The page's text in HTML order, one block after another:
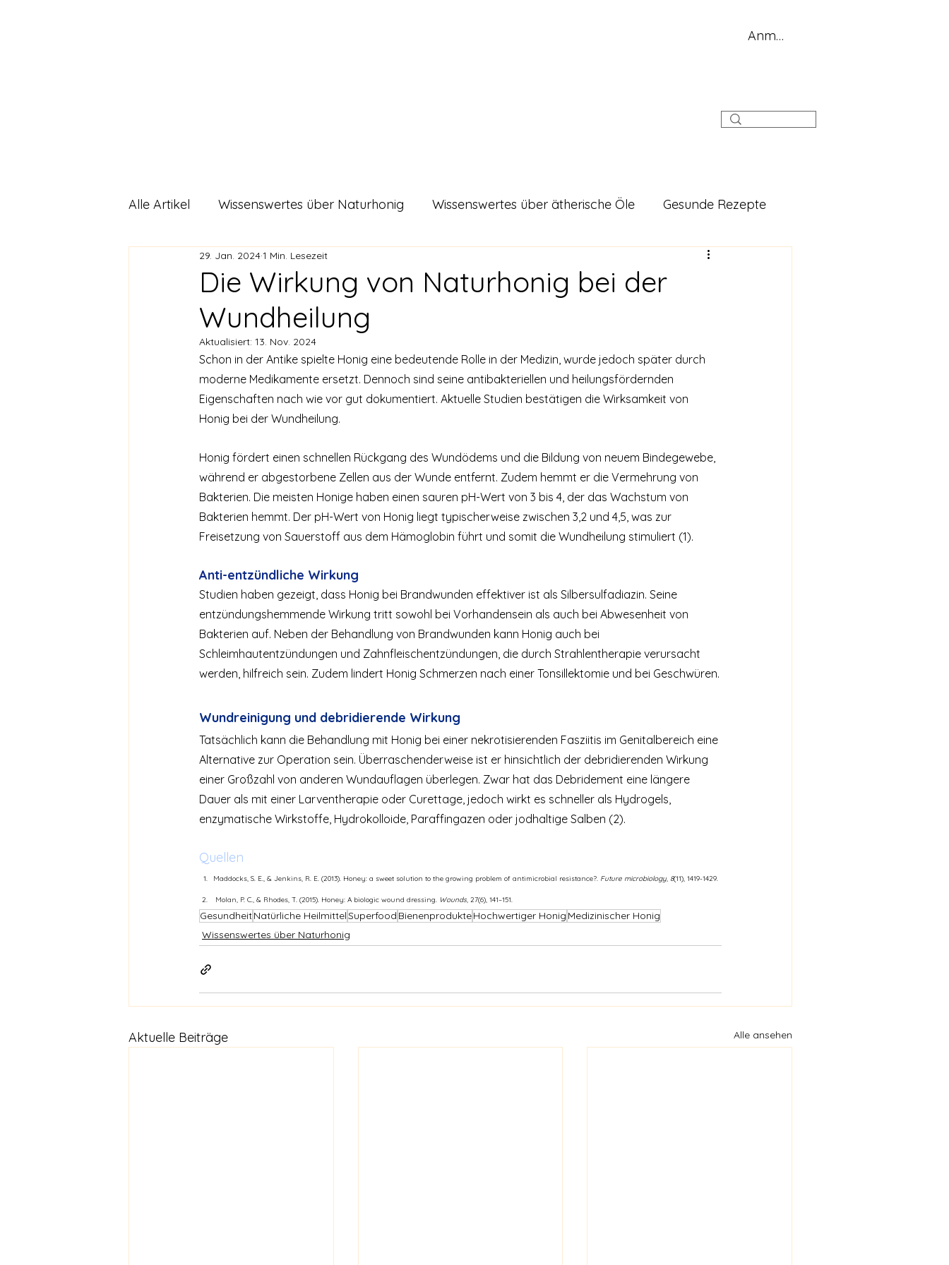
Anmelden
Alle Artikel Wissenswertes über Naturhonig Wissenswertes über ätherische Öle Gesunde Rezepte
DIY Rezepte Allgemeines
Die Wirkung von Naturhonig bei der
Wundheilung
29. Jan. 20241 Min. Lesezeit
Aktualisiert: 13. Nov. 2024
Schon in der Antike spielte Honig eine bedeutende Rolle in der Medizin, wurde jedoch später durch
moderne Medikamente ersetzt. Dennoch sind seine antibakteriellen und heilungsfördernden
Eigenschaften nach wie vor gut dokumentiert. Aktuelle Studien bestätigen die Wirksamkeit von
Honig bei der Wundheilung.
Honig fördert einen schnellen Rückgang des Wundödems und die Bildung von neuem Bindegewebe,
während er abgestorbene Zellen aus der Wunde entfernt. Zudem hemmt er die Vermehrung von
Bakterien. Die meisten Honige haben einen sauren pH-Wert von 3 bis 4, der das Wachstum von
Bakterien hemmt. Der pH-Wert von Honig liegt typischerweise zwischen 3,2 und 4,5, was zur
Freisetzung von Sauerstoff aus dem Hämoglobin führt und somit die Wundheilung stimuliert (1).
Anti-entzündliche Wirkung
Studien haben gezeigt, dass Honig bei Brandwunden effektiver ist als Silbersulfadiazin. Seine
entzündungshemmende Wirkung tritt sowohl bei Vorhandensein als auch bei Abwesenheit von
Bakterien auf. Neben der Behandlung von Brandwunden kann Honig auch bei
Schleimhautentzündungen und Zahnfleischentzündungen, die durch Strahlentherapie verursacht
werden, hilfreich sein. Zudem lindert Honig Schmerzen nach einer Tonsillektomie und bei Geschwüren.
Wundreinigung und debridierende Wirkung
Tatsächlich kann die Behandlung mit Honig bei einer nekrotisierenden Fasziitis im Genitalbereich eine
Alternative zur Operation sein. Überraschenderweise ist er hinsichtlich der debridierenden Wirkung
einer Großzahl von anderen Wundauflagen überlegen. Zwar hat das Debridement eine längere
Dauer als mit einer Larventherapie oder Curettage, jedoch wirkt es schneller als Hydrogels,
enzymatische Wirkstoffe, Hydrokolloide, Paraffingazen oder jodhaltige Salben (2).
Quellen
Maddocks, S. E., & Jenkins, R. E. (2013). Honey: a sweet solution to the growing problem of antimicrobial resistance?. Future microbiology, 8(11), 1419-1429.
Molan, P. C., & Rhodes, T. (2015). Honey: A biologic wound dressing. Wounds, 27(6), 141–151.
GesundheitNatürliche HeilmittelSuperfood BienenprodukteHochwertiger Honig Medizinischer Honig
Wissenswertes über Naturhonig
Aktuelle Beiträge Alle ansehen